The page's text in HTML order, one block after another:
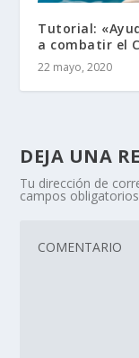
Tutorial:
a combatir el
22 mayo, 2020
DEJA UNA
Tu dirección de
campos